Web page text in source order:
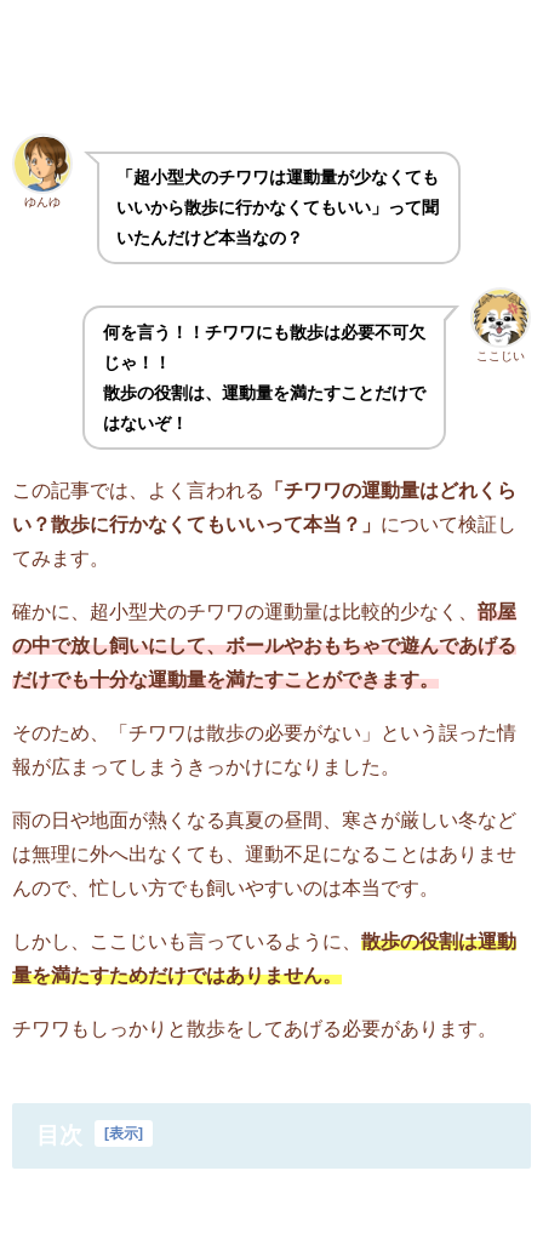
ゆんゆ
「超小型犬のチワワは運動量が少なくても
いいから散歩に行かなくてもいい」って聞
いたんだけど本当なの？
ここじい
何を言う！！チワワにも散歩は必要不可欠
じゃ！！
散歩の役割は、運動量を満たすことだけで
はないぞ！
この記事では、よく言われる
「チワワの運動量はどれくら
い？散歩に行かなくてもいいって本当？」 について検証し
てみます。
確かに、超小型犬のチワワの運動量は比較的少なく、 部屋
の中で放し飼いにして、ボールやおもちゃで遊んであげる
だけでも十分な運動量を満たすことができます。
そのため、「チワワは散歩の必要がない」という誤った情
報が広まってしまうきっかけになりました。
雨の日や地面が熱くなる真夏の昼間、寒さが厳しい冬など
は無理に外へ出なくても、運動不足になることはありませ
んので、忙しい方でも飼いやすいのは本当です。
しかし、ここじいも言っているように、 散歩の役割は運動
量を満たすためだけではありません。
チワワもしっかりと散歩をしてあげる必要があります。
目次 [表示]